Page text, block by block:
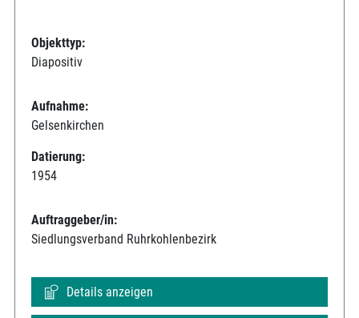
Objekttyp:
Diapositiv
Aufnahme:
Gelsenkirchen
Datierung:
1954
Auftraggeber/in:
Siedlungsverband Ruhrkohlenbezirk
Details anzeigen